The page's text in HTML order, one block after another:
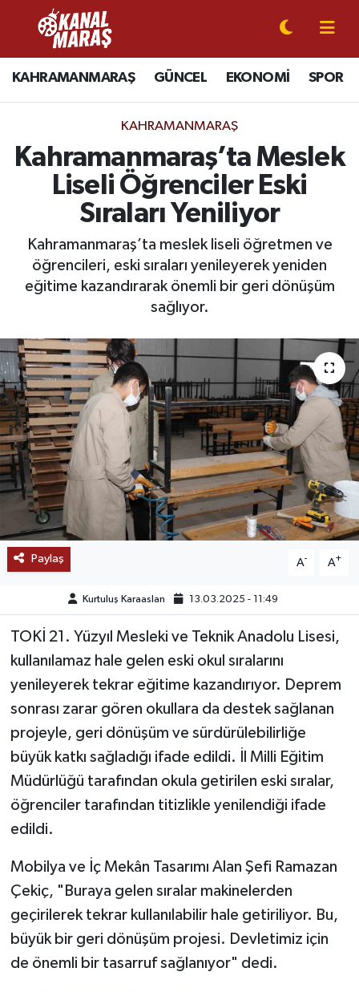
KAHRAMANMARAŞ GÜNCEL EKONOMİ SPOR
KAHRAMANMARAŞ
Kahramanmaraş’ta Meslek
Liseli Öğrenciler Eski
Sıraları Yeniliyor
Kahramanmaraş’ta meslek liseli öğretmen ve
öğrencileri, eski sıraları yenileyerek yeniden
eğitime kazandırarak önemli bir geri dönüşüm
sağlıyor.
Paylaş A- A+
Kurtuluş Karaaslan 13.03.2025 - 11:49
TOKİ 21. Yüzyıl Mesleki ve Teknik Anadolu Lisesi,
kullanılamaz hale gelen eski okul sıralarını
yenileyerek tekrar eğitime kazandırıyor. Deprem
sonrası zarar gören okullara da destek sağlanan
projeyle, geri dönüşüm ve sürdürülebilirliğe
büyük katkı sağladığı ifade edildi. İl Milli Eğitim
Müdürlüğü tarafından okula getirilen eski sıralar,
öğrenciler tarafından titizlikle yenilendiği ifade
edildi.
Mobilya ve İç Mekân Tasarımı Alan Şefi Ramazan
Çekiç, "Buraya gelen sıralar makinelerden
geçirilerek tekrar kullanılabilir hale getiriliyor. Bu,
büyük bir geri dönüşüm projesi. Devletimiz için
de önemli bir tasarruf sağlanıyor" dedi.
CANLI YAYIN
KAHRAMANMARAŞ
SPOR
SİYASET
EKONOMİ
MAGAZİN
SAĞLIK
EĞİTİM
BÖLGE
KEŞFET
POPÜLER
DÜNYA
TREND
OTOMOTİV
TEKNOLOJİ
YAŞAM
KÜLTÜR SANAT
Kahramanmaraş Nöbetçi Eczaneler
Kahramanmaraş Hava Durumu
Kahramanmaraş Trafik Yoğunluk Haritası
Süper Lig Puan Durumu ve Fikstür
Tüm Manşetler
Son Dakika Haberleri
Haber Arşivi